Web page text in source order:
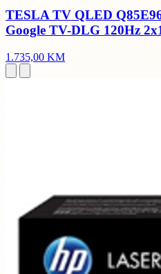
TESLA TV QLED
Google TV-DLG 120Hz
1.735,00 KM